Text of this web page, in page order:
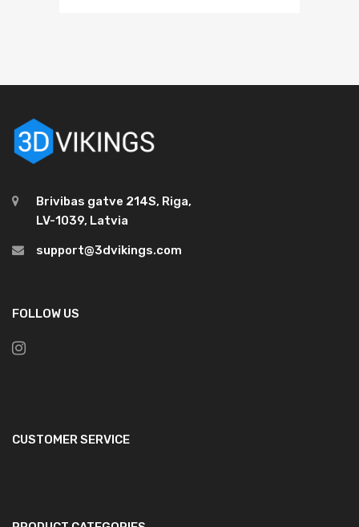
Brivibas gatve 214S, Riga,
LV-1039, Latvia
support@3dvikings.com
FOLLOW US
CUSTOMER SERVICE